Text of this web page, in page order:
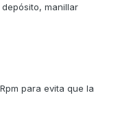
manillar
para evita que la